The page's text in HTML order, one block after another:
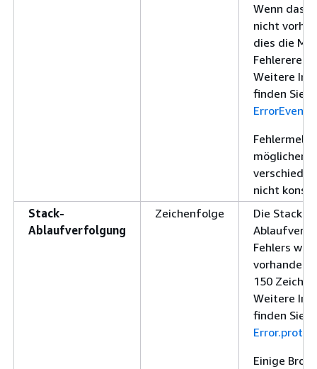
Wenn das
nicht
dies die
Weitere
finden Sie
ErrorEvent
nicht
Stack-
Ablaufverfolgung
Zeichenfolge
Die Stack-
Fehlers
vorhanden,
150
Weitere
finden Sie
Einige